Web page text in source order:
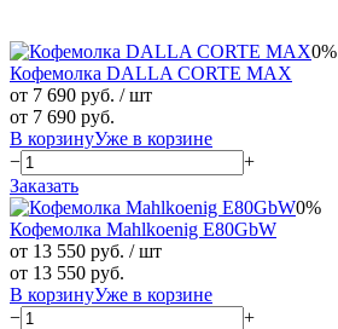
0%
Кофемолка DALLA CORTE MAX
от 7 690 руб. / шт
от 7 690 руб.
В корзинуУже в корзине
−
+
Заказать
0%
Кофемолка Mahlkoenig E80GbW
от 13 550 руб. / шт
от 13 550 руб.
В корзинуУже в корзине
−
+